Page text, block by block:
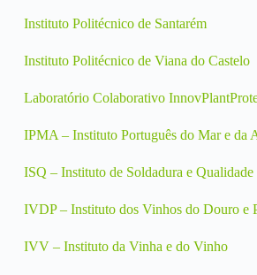
Instituto Politécnico de Santarém
Instituto Politécnico de Viana do Castelo
Laboratório Colaborativo
IPMA – Instituto Português do Mar e da
ISQ – Instituto de Soldadura e Qualidade
IVDP – Instituto dos Vinhos do Douro e
IVV – Instituto da Vinha e do Vinho